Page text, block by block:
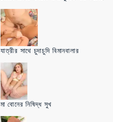
যাত্রীর সাথে চুদাচুদি বিমানবালার
মা বোনের নিষিদ্ধ সুখ